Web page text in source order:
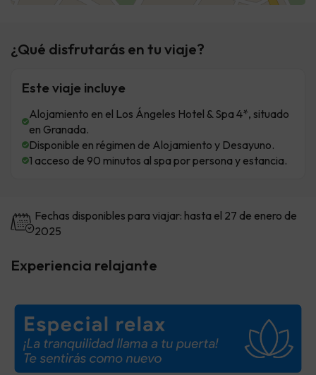
¿Qué disfrutarás en tu viaje?
Este viaje incluye
Alojamiento en el Los Ángeles Hotel & Spa 4*, situado
en Granada.
Disponible en régimen de Alojamiento y Desayuno.
1 acceso de 90 minutos al spa por persona y estancia.
Fechas disponibles para viajar: hasta el 27 de enero de
2025
Experiencia relajante